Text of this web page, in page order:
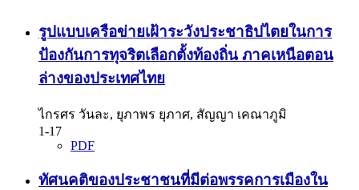
รูปแบบเครือข่ายเฝ้าระวังประชาธิปไตยในการ
ป้องกันการทุจริตเลือกตั้งท้องถิ่น ภาคเหนือตอน
ล่างของประเทศไทย
ไกรศร วันละ, ยุภาพร ยุภาศ, สัญญา เคณาภูมิ
1-17
PDF
ทัศนคติของประชาชนที่มีต่อพรรคการเมืองใน